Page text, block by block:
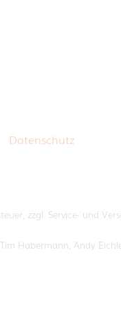
Datenschutz
zzgl. Service- und
Habermann, Andy